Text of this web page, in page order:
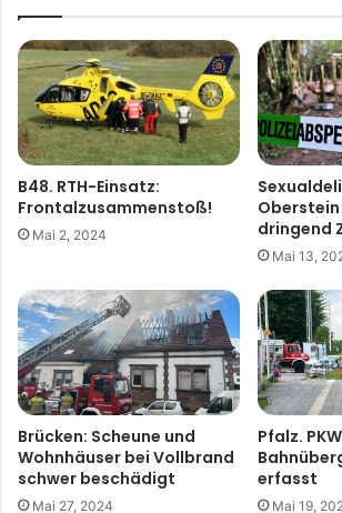
B48. RTH-Einsatz:
Frontalzusammenstoß!
Mai 2, 2024
dringend
Mai 13,
Brücken: Scheune und
Wohnhäuser bei Vollbrand
schwer beschädigt
Mai 27, 2024
Pfalz.
erfasst
Mai 19,